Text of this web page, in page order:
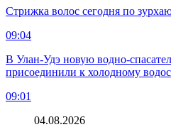
Стрижка волос сегодня по
09:04
В Улан-Удэ новую
присоединили к холодному
09:01
04.08.2026